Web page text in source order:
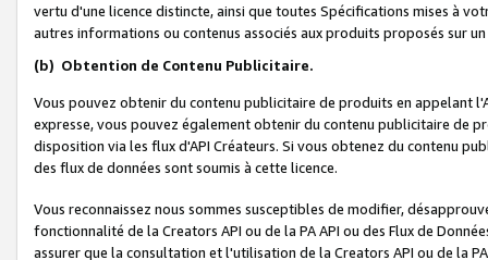
vertu d'une licence distincte, ainsi que toutes Spécifications mises à
autres informations ou contenus associés aux produits proposés sur
(b) Obtention de Contenu Publicitaire.
Vous pouvez obtenir du contenu publicitaire de produits en appelant
expresse, vous pouvez également obtenir du contenu publicitaire de
disposition via les flux d'API Créateurs. Si vous obtenez du contenu
des flux de données sont soumis à cette licence.
Vous reconnaissez nous sommes susceptibles de modifier,
fonctionnalité de la Creators API ou de la PA API ou des Flux de
assurer que la consultation et l'utilisation de la Creators API ou de la